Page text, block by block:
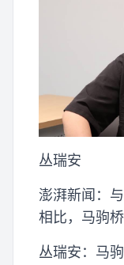
丛瑞安
澎湃新闻：
相比，马驹
丛瑞安：马